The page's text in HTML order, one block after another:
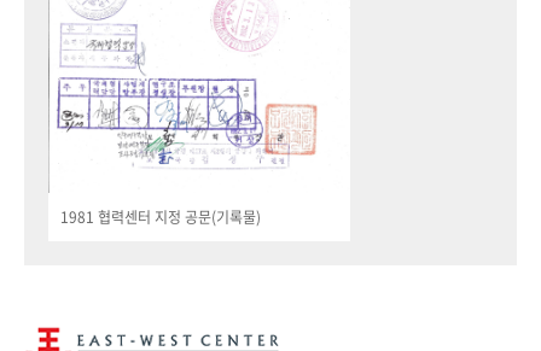
1981 협력센터 지정 공문(기록물)